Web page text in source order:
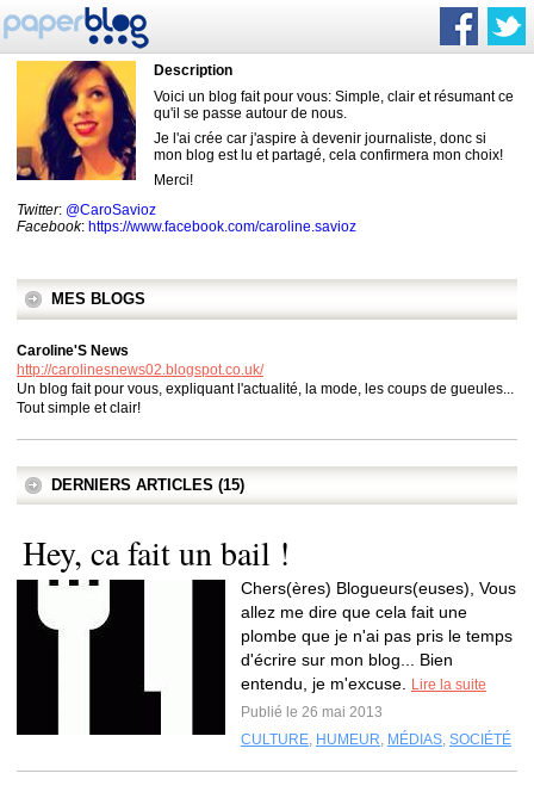
Description
Voici un blog fait pour vous: Simple, clair et résumant ce
qu'il se passe autour de nous.
Je l'ai crée car j'aspire à devenir journaliste, donc si
mon blog est lu et partagé, cela confirmera mon choix!
Merci!
Twitter: @CaroSavioz
Facebook: https://www.facebook.com/caroline.savioz
MES BLOGS
Caroline'S News
http://carolinesnews02.blogspot.co.uk/
Un blog fait pour vous, expliquant l'actualité, la mode, les coups de gueules...
Tout simple et clair!
DERNIERS ARTICLES (15)
Hey, ca fait un bail !
Chers(ères) Blogueurs(euses), Vous
allez me dire que cela fait une
plombe que je n'ai pas pris le temps
d'écrire sur mon blog... Bien
entendu, je m'excuse.
Lire la suite
Publié le 26 mai 2013
CULTURE, HUMEUR, MÉDIAS, SOCIÉTÉ